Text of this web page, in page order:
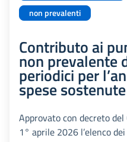
non prevalenti
Contributo ai
non prevalente
periodici per
spese
Approvato con decreto
1° aprile 2026 l’elenco